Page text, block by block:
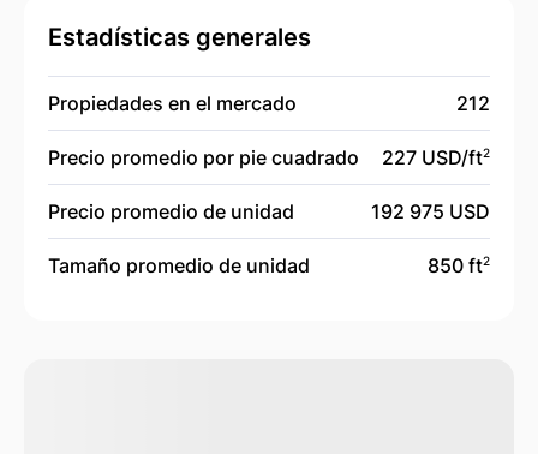
Estadísticas generales
Propiedades en el mercado 212
Precio promedio por pie cuadrado 227 USD/ft2
Precio promedio de unidad 192 975 USD
Tamaño promedio de unidad 850 ft2